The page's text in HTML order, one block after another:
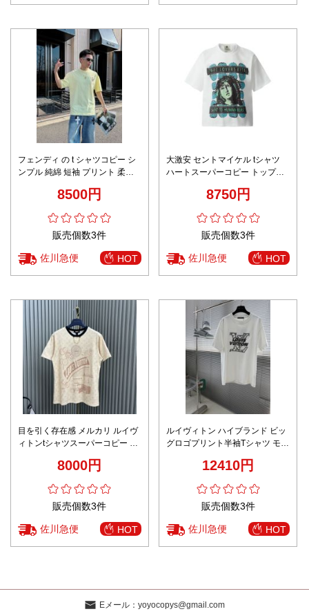
フェンディ の t シャツコピー シ
ンプル 純綿 短袖 プリント 柔軟
8500円
販売個数3件
佐川急便 HOT
大激安 セントマイケル tシャツ
ハートスーパーコピー トップス
8750円
販売個数3件
佐川急便 HOT
目を引く存在感 メルカリ ルイヴ
ィトンtシャツスーパーコピー ト
8000円
販売個数3件
佐川急便 HOT
ルイヴィトン ハイブランド ビッ
グロゴプリント半袖Tシャツ モノ
12410円
販売個数3件
佐川急便 HOT
Eメール： yoyocopys@gmail.com